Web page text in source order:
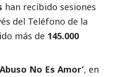
han recibido sesiones
del Teléfono de la
más de 145.000
No Es Amor’, en